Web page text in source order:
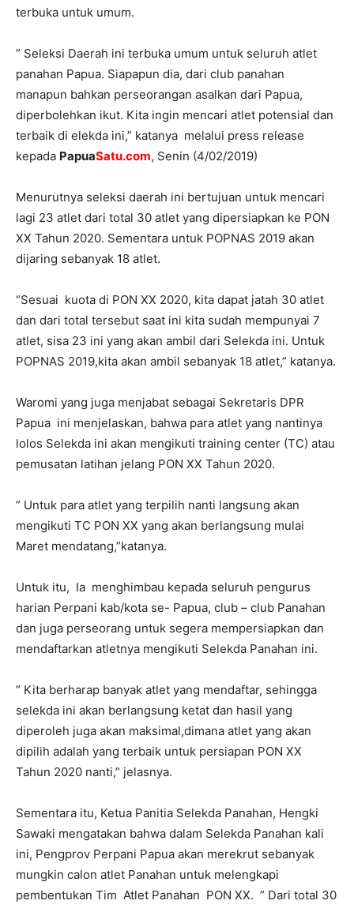
terbuka untuk umum.
” Seleksi Daerah ini terbuka umum untuk seluruh atlet
panahan Papua. Siapapun dia, dari club panahan
manapun bahkan perseorangan asalkan dari Papua,
diperbolehkan ikut. Kita ingin mencari atlet potensial dan
terbaik di elekda ini,” katanya melalui press release
kepada PapuaSatu.com, Senin (4/02/2019)
Menurutnya seleksi daerah ini bertujuan untuk mencari
lagi 23 atlet dari total 30 atlet yang dipersiapkan ke PON
XX Tahun 2020. Sementara untuk POPNAS 2019 akan
dijaring sebanyak 18 atlet.
“Sesuai kuota di PON XX 2020, kita dapat jatah 30 atlet
dan dari total tersebut saat ini kita sudah mempunyai 7
atlet, sisa 23 ini yang akan ambil dari Selekda ini. Untuk
POPNAS 2019,kita akan ambil sebanyak 18 atlet,” katanya.
Waromi yang juga menjabat sebagai Sekretaris DPR
Papua ini menjelaskan, bahwa para atlet yang nantinya
lolos Selekda ini akan mengikuti training center (TC) atau
pemusatan latihan jelang PON XX Tahun 2020.
” Untuk para atlet yang terpilih nanti langsung akan
mengikuti TC PON XX yang akan berlangsung mulai
Maret mendatang,”katanya.
Untuk itu, Ia menghimbau kepada seluruh pengurus
harian Perpani kab/kota se- Papua, club – club Panahan
dan juga perseorang untuk segera mempersiapkan dan
mendaftarkan atletnya mengikuti Selekda Panahan ini.
” Kita berharap banyak atlet yang mendaftar, sehingga
selekda ini akan berlangsung ketat dan hasil yang
diperoleh juga akan maksimal,dimana atlet yang akan
dipilih adalah yang terbaik untuk persiapan PON XX
Tahun 2020 nanti,” jelasnya.
Sementara itu, Ketua Panitia Selekda Panahan, Hengki
Sawaki mengatakan bahwa dalam Selekda Panahan kali
ini, Pengprov Perpani Papua akan merekrut sebanyak
mungkin calon atlet Panahan untuk melengkapi
pembentukan Tim Atlet Panahan PON XX. ” Dari total 30